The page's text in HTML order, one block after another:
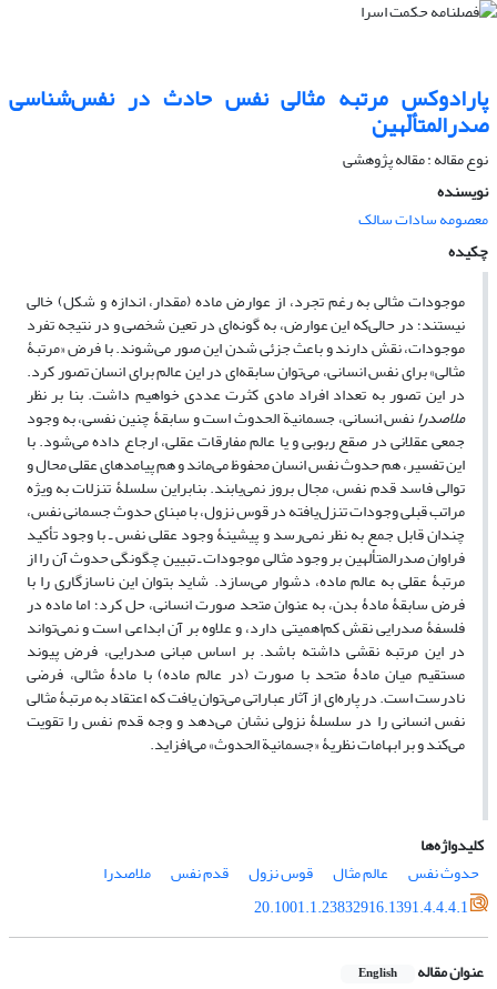
پارادوکس مرتبه مثالی نفس حادث در نفس‌شناسی
صدرالمتألّهین
نوع مقاله : مقاله پژوهشی
نویسنده
معصومه سادات سالک
چکیده
موجودات مثالی به رغم تجرد، از عوارض ماده (مقدار، اندازه و شکل) خالی
نیستند؛ در حالی‌که این عوارض، به گونه‌ای در تعین شخصی و در نتیجه تفرد
موجودات، نقش دارند و باعث جزئی شدن این صور می‌شوند. با فرض «مرتبۀ
مثالی» برای نفس انسانی، می‌توان سابقه‌ای در این عالم برای انسان تصور کرد.
در این تصور به تعداد افراد مادی کثرت عددی خواهیم داشت. بنا بر نظر
ملاصدرانفس انسانی، جسمانیة الحدوث است و سابقۀ چنین نفسی، به وجود
جمعی عقلانی در صقع ربوبی و یا عالم مفارقات عقلی، ارجاع داده می‌شود. با
این تفسیر، هم حدوث نفس انسان محفوظ می‌ماند و هم پیامدهای عقلی محال و
توالی فاسد قدم نفس، مجال بروز نمی‌یابند. بنابراین سلسلۀ تنزلات به ویژه
مراتب قبلی وجودات تنزل‌یافته در قوس نزول، با مبنای حدوث جسمانی نفس،
چندان قابل جمع به نظر نمی‌رسد و پیشینۀ وجود عقلی نفس ـ با وجود تأکید
فراوان صدرالمتألهین بر وجود مثالی موجودات ـ تبیین چگونگی حدوث آن را از
مرتبۀ عقلی به عالم ماده، دشوار می‌سازد. شاید بتوان این ناسازگاری را با
فرض سابقۀ مادۀ بدن، به عنوان متحد صورت انسانی، حل کرد؛ اما ماده در
فلسفۀ صدرایی نقش کم‌اهمیتی دارد، و علاوه بر آن ابداعی است و نمی‌تواند
در این مرتبه نقشی داشته باشد. بر اساس مبانی صدرایی، فرض پیوند
مستقیم میان مادۀ متحد با صورت (در عالم ماده) با مادۀ مثالی، فرضی
نادرست است. در پاره‌ای از آثار عباراتی می‌توان یافت که اعتقاد به مرتبۀ مثالی
نفس انسانی را در سلسلۀ نزولی نشان می‌دهد و وجه قدم نفس را تقویت
می‌کند و بر ابهامات نظریۀ «جسمانیة الحدوث» می‌افزاید.
کلیدواژه‌ها
حدوث نفس
عالم مثال قوس نزول قدم نفس
ملاصدرا
20.1001.1.23832916.1391.4.4.4.1
عنوان مقاله English